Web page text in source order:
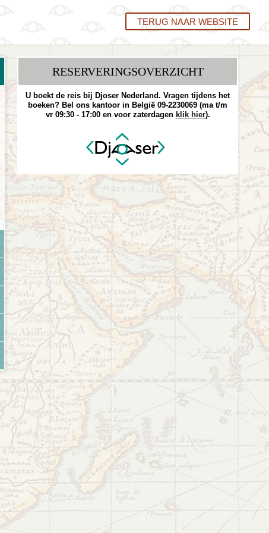
TERUG NAAR WEBSITE
RESERVERINGS­OVERZICHT
U boekt de reis bij Djoser Nederland. Vragen tijdens het
boeken? Bel ons kantoor in België 09-2230069 (ma t/m
vr 09:30 - 17:00 en voor zaterdagen klik hier).